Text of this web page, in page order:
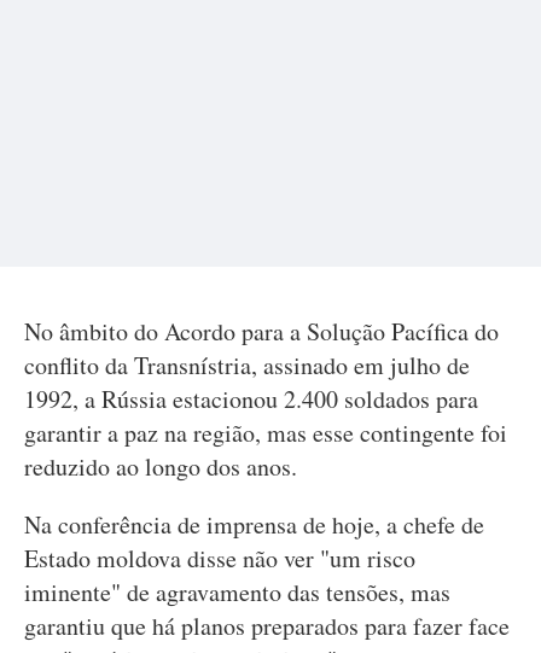
No âmbito do Acordo para a Solução Pacífica do
conflito da Transnístria, assinado em julho de
1992, a Rússia estacionou 2.400 soldados para
garantir a paz na região, mas esse contingente foi
reduzido ao longo dos anos.
Na conferência de imprensa de hoje, a chefe de
Estado moldova disse não ver "um risco
iminente" de agravamento das tensões, mas
garantiu que há planos preparados para fazer face